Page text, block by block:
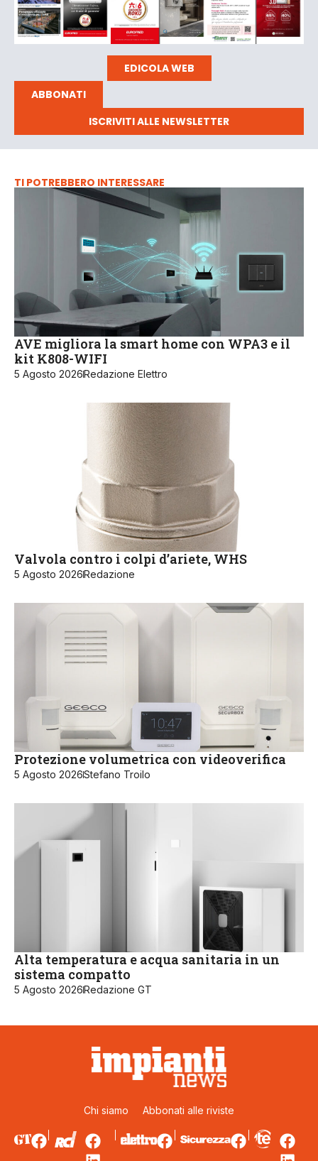
EDICOLA WEB
ABBONATI
ISCRIVITI ALLE NEWSLETTER
TI POTREBBERO INTERESSARE
AVE migliora la smart home con WPA3 e il
kit K808-WIFI
5 Agosto 2026Redazione Elettro
Valvola contro i colpi d’ariete, WHS
5 Agosto 2026Redazione
Protezione volumetrica con videoverifica
5 Agosto 2026Stefano Troilo
Alta temperatura e acqua sanitaria in un
sistema compatto
5 Agosto 2026Redazione GT
Chi siamo Abbonati alle riviste